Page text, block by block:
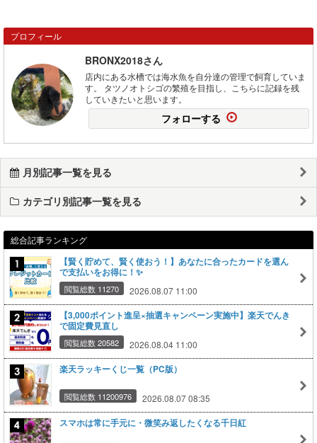
プロフィール
BRONX2018さん
店内にある水槽では海水魚を自分達の管理で飼育していま
す。 タツノオトシゴの繁殖を目指し、こちらに記録を残
していきたいと思います。
フォローする
月別記事一覧を見る
カテゴリ別記事一覧を見る
総合記事ランキング
【賢く貯めて、賢く使おう！】あなたに合ったカードを選ん
で支払いをお得に！✨
閲覧総数 11270 2026.08.07 11:00
【3,000ポイント進呈×抽選キャンペーン実施中】楽天でんき
で固定費見直し
閲覧総数 20582 2026.08.04 11:00
楽天ラッキーくじ一覧（PC版）
閲覧総数 11200976 2026.08.07 08:35
スマホは常に手元に・微笑み返したくなる千日紅